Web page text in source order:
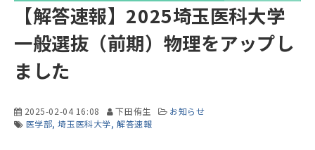
【解答速報】2025埼玉医科大学
一般選抜（前期）物理をアップし
ました
2025-02-04 16:08 下田侑生
お知らせ
医学部 埼玉医科大学 解答速報